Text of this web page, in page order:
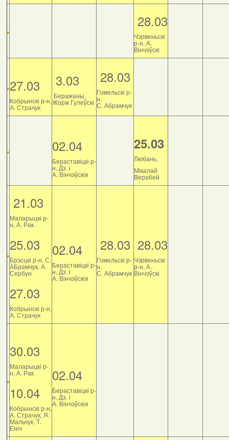
28.03
Чэрвеньскі
р-н, А.
Вінчэўскі
27.03
Кобрынскі р-н,
А. Страчук
3.03
Беражаны,
Жорж Гулеўскі
28.03
Гомельскі р-
н,
С. Абрамчук
02.04
Бераставіцкі р-
н, Дз. і
А. Вінчэўскія
25.03
Любань,
Мікалай
Верабей
21.03
Маларыцкі р-
н, А. Рак
25.03
Брэсцкі р-н, С.
АБрамчук, А.
Сербун
27.03
Кобрынскі р-н,
А. Страчук
02.04
Бераставіцкі р-
н, Дз. і
А. Вінчэўскія
28.03
Гомельскі р-
н,
С. Абрамчук
28.03
Чэрвеньскі
р-н, А.
Вінчэўскі
30.03
Маларыцкі р-
н, А. Рак
10.04
Кобрынскі р-н,
А. Страчук, Я.
Мальчук, Т.
Еніч
02.04
Бераставіцкі р-
н, Дз. і
А. Вінчэўскія